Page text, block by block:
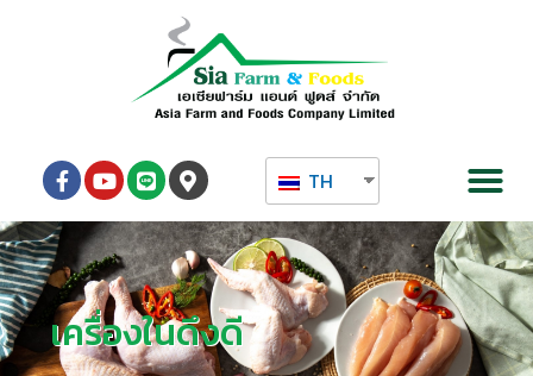
TH
เครื่องในดึงดี